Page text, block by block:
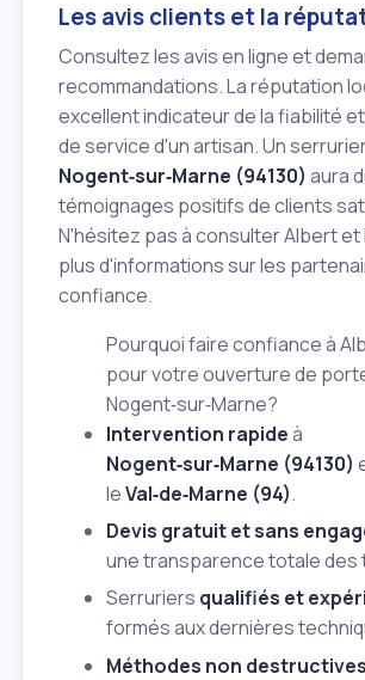
Les avis clients et la
Consultez les avis en ligne et
recommandations. La réputation
excellent indicateur de la fiabilité
de service d'un artisan. Un
Nogent‑sur‑Marne (94130) aura
témoignages positifs de clients
N'hésitez pas à consulter Albert et
plus d'informations sur les
confiance.
Pourquoi faire confiance à
pour votre ouverture de
Nogent‑sur‑Marne?
Intervention rapideà
Nogent‑sur‑Marne (94130)
leVal‑de‑Marne (94).
Devis gratuit et sans
une transparence totale des
Serruriers qualifiés et
formés aux dernières
Méthodes non destructives